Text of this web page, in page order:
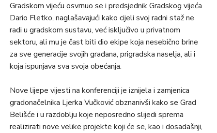
Gradskom vijeću osvrnuo se i predsjednik Gradskog vijeća
Dario Fletko, naglašavajući kako cijeli svoj radni staž ne
radi u gradskom sustavu, već isključivo u privatnom
sektoru, ali mu je čast biti dio ekipe koja nesebično brine
za sve generacije svojih građana, prigradska naselja, ali i
koja ispunjava sva svoja obećanja.
Nove lijepe vijesti na konferenciji je iznijela i zamjenica
gradonačelnika Ljerka Vučković obznanivši kako se Grad
Belišće i u razdoblju koje neposredno slijedi sprema
realizirati nove velike projekte koji će se, kao i dosadašnji,